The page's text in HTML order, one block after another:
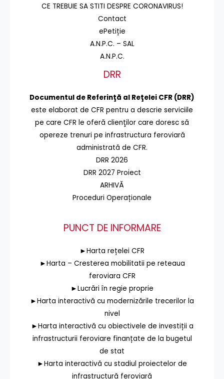
CE TREBUIE SA STITI DESPRE CORONAVIRUS!
Contact
ePetiție
A.N.P.C. – SAL
A.N.P.C.
DRR
Documentul de Referinţă al Reţelei CFR (DRR)
este elaborat de CFR pentru a descrie serviciile
pe care CFR le oferă clienţilor care doresc să
opereze trenuri pe infrastructura feroviară
administrată de CFR.
DRR 2026
DRR 2027 Proiect
ARHIVĂ
Proceduri Operaționale
PUNCT DE INFORMARE
►Harta rețelei CFR
►Harta – Cresterea mobilitatii pe reteaua
feroviara CFR
►Lucrări în regie proprie
►Harta interactivă cu modernizările trecerilor la
nivel
►Harta interactivă cu obiectivele de investiții a
infrastructurii feroviare finanțate de la bugetul
de stat
►Harta interactivă cu stadiul proiectelor de
infrastructură feroviară